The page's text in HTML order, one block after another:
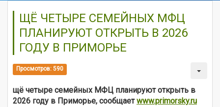
ЩЁ ЧЕТЫРЕ СЕМЕЙНЫХ МФЦ
ПЛАНИРУЮТ ОТКРЫТЬ В 2026
ГОДУ В ПРИМОРЬЕ
Просмотров: 590
щё четыре семейных МФЦ планируют открыть в
2026 году в Приморье, сообщаетwww.primorsky.ru